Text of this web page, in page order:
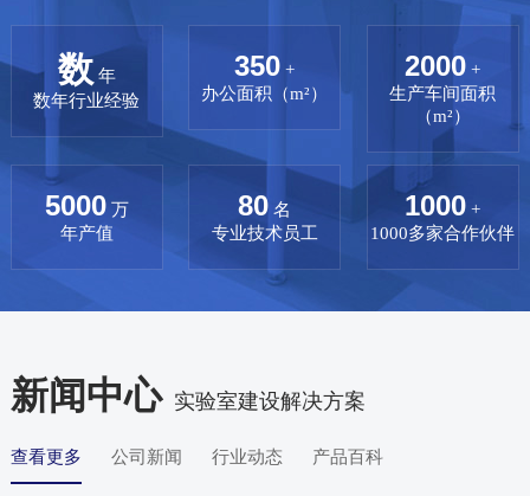
数 年
数年行业经验
350 +
办公面积（m²）
2000 +
生产车间面积
（m²）
5000万
年产值
80 名
专业技术员工
1000 +
1000多家合作伙伴
新闻中心实验室建设解决方案
查看更多 公司新闻 行业动态 产品百科